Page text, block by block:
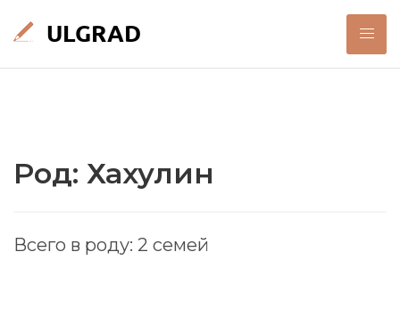
Род: Хахулин
Всего в роду: 2 семей